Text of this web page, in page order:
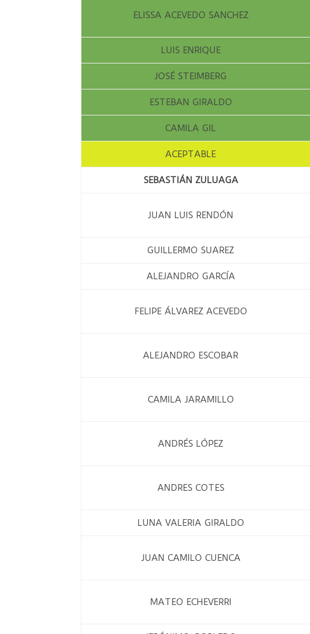
ELISSA ACEVEDO SANCHEZ
LUIS ENRIQUE
JOSÉ STEIMBERG
ESTEBAN GIRALDO
CAMILA GIL
ACEPTABLE
SEBASTIÁN ZULUAGA
JUAN LUIS RENDÓN
GUILLERMO SUAREZ
ALEJANDRO GARCÍA
FELIPE ÁLVAREZ ACEVEDO
ALEJANDRO ESCOBAR
CAMILA JARAMILLO
ANDRÉS LÓPEZ
ANDRES COTES
LUNA VALERIA GIRALDO
JUAN CAMILO CUENCA
MATEO ECHEVERRI